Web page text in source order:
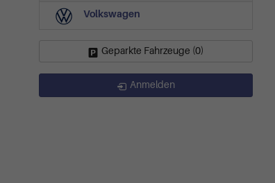
Volkswagen
Geparkte Fahrzeuge (0)
Anmelden